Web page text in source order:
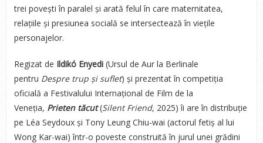
trei povești în paralel și arată felul în care maternitatea,
relațiile și presiunea socială se intersectează în viețile
personajelor.
Regizat de Ildikó Enyedi(Ursul de Aur la Berlinale
pentru Despre trup și suflet) și prezentat în competiția
oficială a Festivalului Internațional de Film de la
Veneția, Prieten tăcut(Silent Friend, 2025) îi are în distribuție
pe Léa Seydoux și Tony Leung Chiu-wai (actorul fetiș al lui
Wong Kar-wai) într-o poveste construită în jurul unei grădini